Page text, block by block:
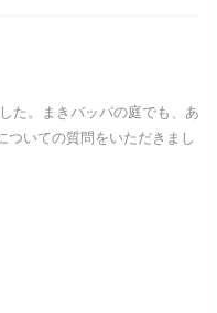
た。まきバッパの庭でも、あ
ついての質問をいただきまし